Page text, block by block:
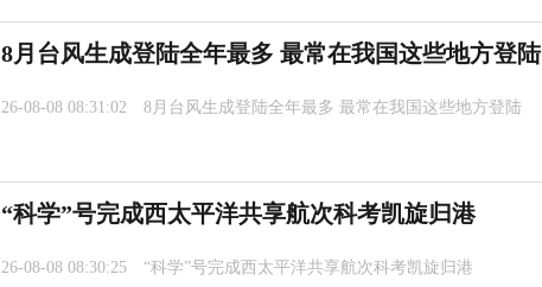
8月台风生成登陆全年最多 最常在我国这些地方登陆
26-08-08 08:31:02 8月台风生成登陆全年最多 最常在我国这些地方登陆
“科学”号完成西太平洋共享航次科考凯旋归港
26-08-08 08:30:25 “科学”号完成西太平洋共享航次科考凯旋归港